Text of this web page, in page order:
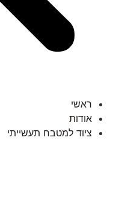
ראשי
אודות
ציוד למטבח תעשייתי